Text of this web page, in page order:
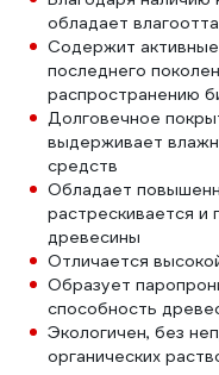
обладает
Содержит
последнего
распространению
Долговечное
выдерживает
средств
Обладает
растрескивается и
древесины
Отличается
Образует
способность
Экологичен, без
органических